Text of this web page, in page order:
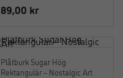
89,00 kr
Plåtburk Sugar Hög
Rektangulär – Nostalgic Art